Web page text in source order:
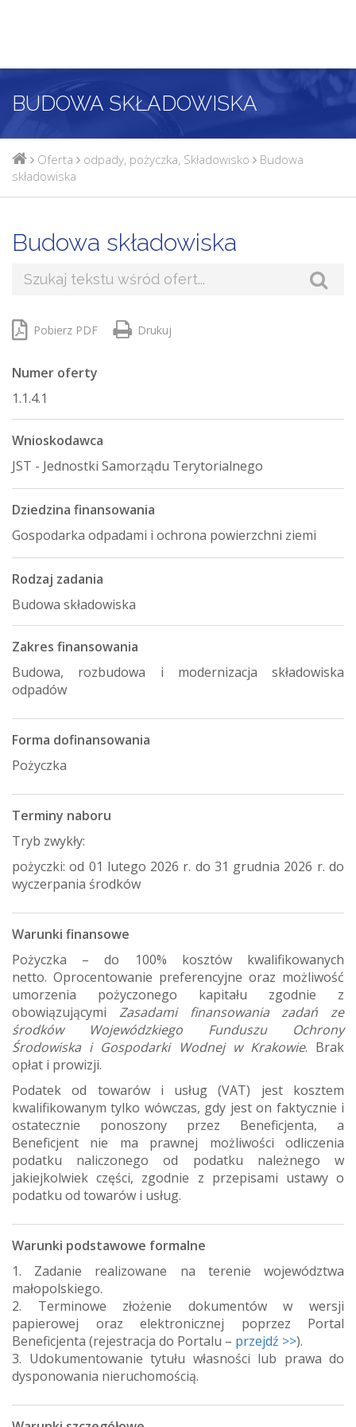
BUDOWA SKŁADOWISKA
Oferta odpady, pożyczka, Składowisko
Budowa
składowiska
Budowa składowiska
Pobierz PDF Drukuj
Numer oferty
1.1.4.1
Wnioskodawca
JST - Jednostki Samorządu Terytorialnego
Dziedzina finansowania
Gospodarka odpadami i ochrona powierzchni ziemi
Rodzaj zadania
Budowa składowiska
Zakres finansowania
Budowa, rozbudowa i modernizacja składowiska
odpadów
Forma dofinansowania
Pożyczka
Terminy naboru
Tryb zwykły:
pożyczki: od 01 lutego 2026 r. do 31 grudnia 2026 r. do
wyczerpania środków
Warunki finansowe
Pożyczka – do 100% kosztów kwalifikowanych
netto. Oprocentowanie preferencyjne oraz możliwość
umorzenia pożyczonego kapitału zgodnie z
obowiązującymi Zasadami finansowania zadań ze
środków Wojewódzkiego Funduszu Ochrony
Środowiska i Gospodarki Wodnej w Krakowie. Brak
opłat i prowizji.
Podatek od towarów i usług (VAT) jest kosztem
kwalifikowanym tylko wówczas, gdy jest on faktycznie i
ostatecznie ponoszony przez Beneficjenta, a
Beneficjent nie ma prawnej możliwości odliczenia
podatku naliczonego od podatku należnego w
jakiejkolwiek części, zgodnie z przepisami ustawy o
podatku od towarów i usług.
Warunki podstawowe formalne
1. Zadanie realizowane na terenie województwa
małopolskiego.
2. Terminowe złożenie dokumentów w wersji
papierowej oraz elektronicznej poprzez Portal
Beneficjenta (rejestracja do Portalu – przejdź >>).
3. Udokumentowanie tytułu własności lub prawa do
dysponowania nieruchomością.